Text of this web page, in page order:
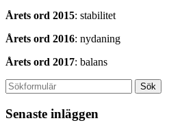
Årets ord 2015: stabilitet
Årets ord 2016: nydaning
Årets ord 2017: balans
Senaste inläggen